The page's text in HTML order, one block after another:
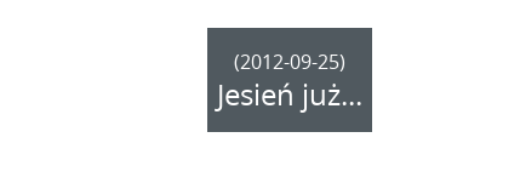
(2012-09-25)
Jesień już...